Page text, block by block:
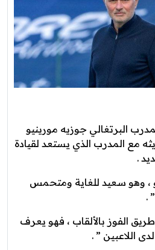
البرتغالي جوزيه مورينيو
مع المدرب الذي يستعد لقيادة
.
، وهو سعيد للغاية ومتحمس
.
الفوز بالألقاب ، فهو يعرف
اللاعبين ” .